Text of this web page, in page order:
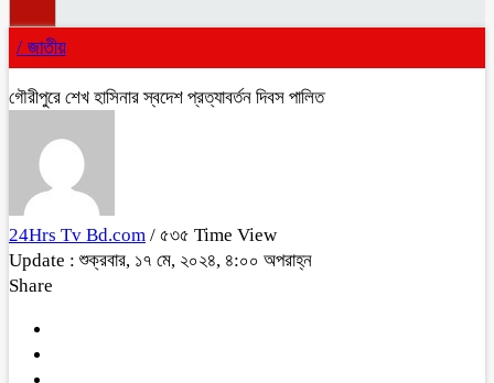
/ জাতীয়
গৌরীপুরে শেখ হাসিনার স্বদেশ প্রত্যাবর্তন দিবস পালিত
24Hrs Tv Bd.com / ৫৩৫ Time View
Update : শুক্রবার, ১৭ মে, ২০২৪, ৪:০০ অপরাহ্ন
Share